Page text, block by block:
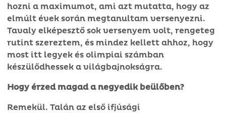
hozni a maximumot, ami azt mutatta, hogy az
elmúlt évek során megtanultam versenyezni.
Tavaly elképesztő sok versenyem volt, rengeteg
rutint szereztem, és mindez kellett ahhoz, hogy
most itt legyek és olimpiai számban
készülődhessek a világbajnokságra.
Hogy érzed magad a negyedik beülőben?
Remekül. Talán az első ifjúsági